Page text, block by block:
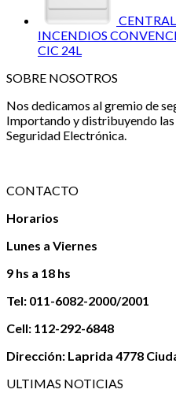
INCENDIOS
CIC 24L
SOBRE NOSOTROS
Nos dedicamos al gremio de
Importando y distribuyendo
Seguridad Electrónica.
CONTACTO
Horarios
Lunes a Viernes
9 hs a 18 hs
Tel: 011-6082-2000/2001
Cell: 112-292-6848
Dirección: Laprida 4778
ULTIMAS NOTICIAS